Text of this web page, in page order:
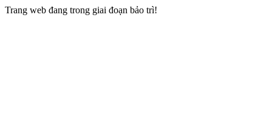
Trang web đang trong giai đoạn bảo trì!